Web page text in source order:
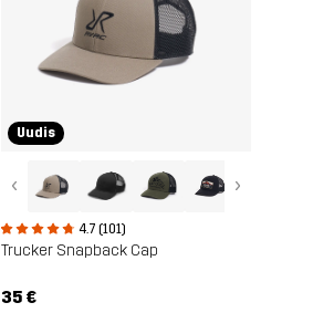
Uudis
‹ ›
4.7 (101)
Trucker Snapback Cap
35 €